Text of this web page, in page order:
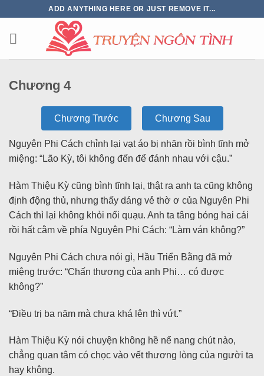
ADD ANYTHING HERE OR JUST REMOVE IT...
Chương 4
Chương Trước Chương Sau
Nguyên Phi Cách chỉnh lại vạt áo bị nhăn rồi bình tĩnh mở
miệng: “Lão Kỳ, tôi không đến để đánh nhau với cậu.”
Hàm Thiệu Kỳ cũng bình tĩnh lại, thật ra anh ta cũng không
định động thủ, nhưng thấy dáng vẻ thờ ơ của Nguyên Phi
Cách thì lại không khỏi nổi quạu. Anh ta tâng bóng hai cái
rồi hất cằm về phía Nguyên Phi Cách: “Làm ván không?”
Nguyên Phi Cách chưa nói gì, Hầu Triển Bằng đã mở
miệng trước: “Chấn thương của anh Phi… có được
không?”
“Điều trị ba năm mà chưa khá lên thì vứt.”
Hàm Thiệu Kỳ nói chuyện không hề nể nang chút nào,
chẳng quan tâm có chọc vào vết thương lòng của người ta
hay không.